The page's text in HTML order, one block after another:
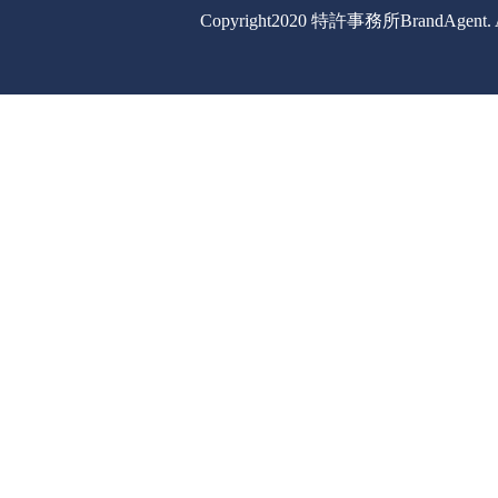
Copyright2020 特許事務所BrandAgent.